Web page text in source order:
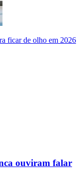
ficar de olho em 2026
ouviram falar